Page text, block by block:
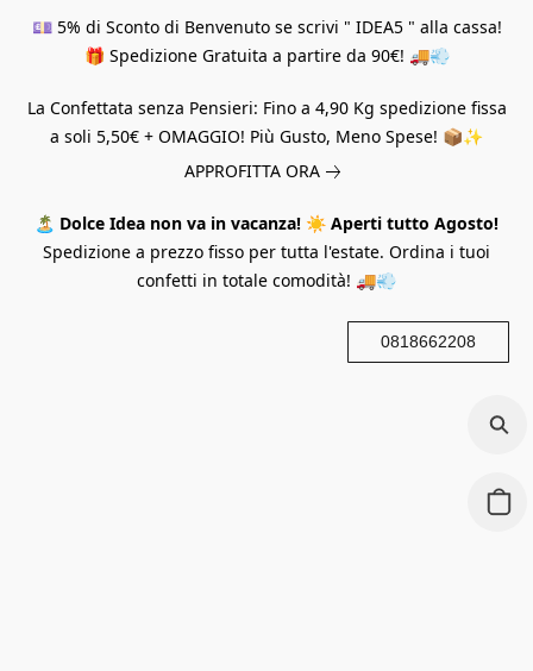
💷 5% di Sconto di Benvenuto se scrivi " IDEA5 " alla cassa!
🎁 Spedizione Gratuita a partire da 90€! 🚚💨
La Confettata senza Pensieri: Fino a 4,90 Kg spedizione fissa
a soli 5,50€ + OMAGGIO! Più Gusto, Meno Spese! 📦✨
APPROFITTA ORA
🏝️ Dolce Idea non va in vacanza! ☀️ Aperti tutto Agosto!
Spedizione a prezzo fisso per tutta l'estate. Ordina i tuoi
confetti in totale comodità! 🚚💨
0818662208